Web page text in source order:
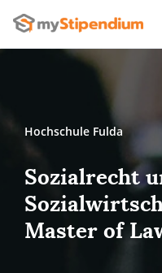
Hochschule Fulda
Sozialrecht
Master of